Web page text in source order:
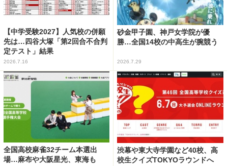
【中学受験2027】人気校の併願
先は…四谷大塚「第2回合不合判
定テスト」結果
2026.7.16
砂金甲子園、神戸女学院が優
勝…全国14校の中高生が腕競う
2026.7.29
全国高校麻雀32チーム本選出
場…麻布や大阪星光、東海も
渋幕や東大寺学園など40校、高
校生クイズTOKYOラウンドへ